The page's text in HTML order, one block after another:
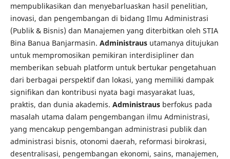
mempublikasikan dan menyebarluaskan hasil penelitian,
inovasi, dan pengembangan di bidang Ilmu Administrasi
(Publik & Bisnis) dan Manajemen yang diterbitkan oleh STIA
Bina Banua Banjarmasin. Administrausutamanya ditujukan
untuk mempromosikan pemikiran interdisipliner dan
memberikan sebuah platform untuk bertukar pengetahuan
dari berbagai perspektif dan lokasi, yang memiliki dampak
signifikan dan kontribusi nyata bagi masyarakat luas,
praktis, dan dunia akademis. Administrausberfokus pada
masalah utama dalam pengembangan ilmu Administrasi,
yang mencakup pengembangan administrasi publik dan
administrasi bisnis, otonomi daerah, reformasi birokrasi,
desentralisasi, pengembangan ekonomi, sains, manajemen,